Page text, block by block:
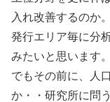
入れ改善するのか。
発行エリア毎に分
みたいと思います。
でもその前に、人
か・・研究所に問